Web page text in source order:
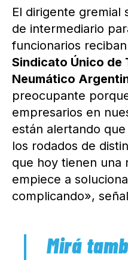
El dirigente gremial
de intermediario
funcionarios
Sindicato Único de
Neumático
preocupante
empresarios en
están alertando
los rodados de
que hoy tienen una
empiece a
complicando»,